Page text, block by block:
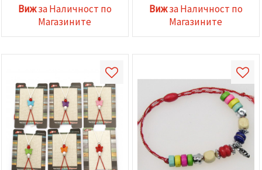
всички!"
предпочитанията
"Настройки",
дадения
вид
"бисквитки"
и кликнеш
бутона
"Запази"
Приеми
Вижза Наличност по
Магазините
Вижза Наличност по
Магазините